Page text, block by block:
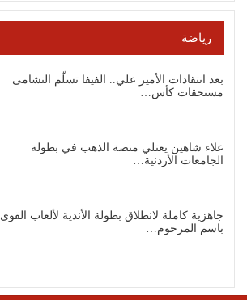
رياضة
بعد انتقادات الأمير علي.. الفيفا تسلّم النشامى
مستحقات كأس…
علاء شاهين يعتلي منصة الذهب في بطولة
الجامعات الأردنية…
جاهزية كاملة لانطلاق بطولة الأندية لألعاب القوى
باسم المرحوم…